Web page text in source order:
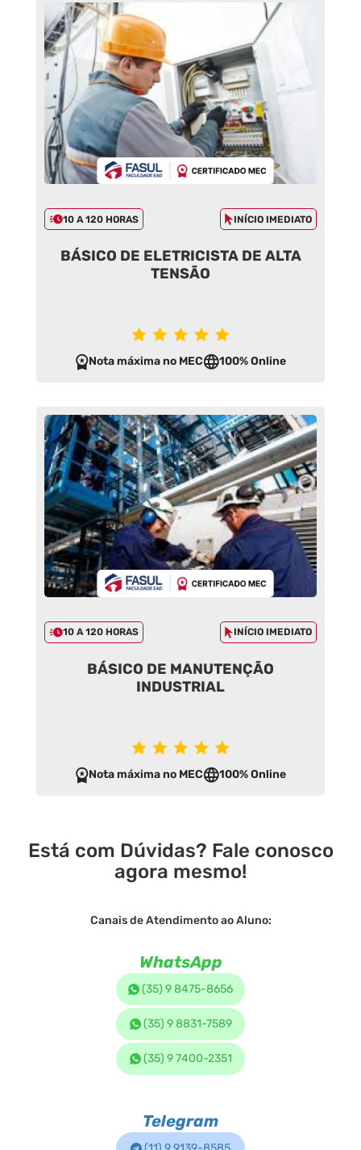
10 A 120 HORAS INÍCIO IMEDIATO
BÁSICO DE ELETRICISTA DE ALTA
TENSÃO
Nota máxima no MEC 100% Online
10 A 120 HORAS INÍCIO IMEDIATO
BÁSICO DE MANUTENÇÃO
INDUSTRIAL
Nota máxima no MEC 100% Online
Está com Dúvidas? Fale conosco
agora mesmo!
Canais de Atendimento ao Aluno:
WhatsApp
(35) 9 8475-8656
(35) 9 8831-7589
(35) 9 7400-2351
Telegram